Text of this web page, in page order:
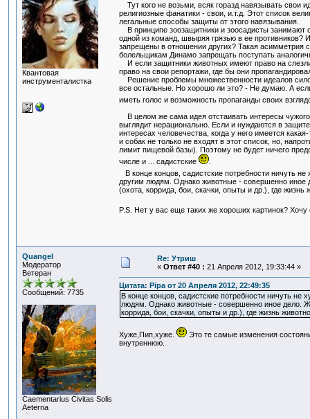
Квантовая
инструменталистка
Тут кого не возьми, всяк горазд навязывать свои
религиозные фанатики - свои, и.т.д. Этот список
легальные способы защиты от этого навязывания.
В принципе зоозащитники и зоосадисты занимают
одной из команд, швыряя грязью в ее противников?
запрещены в отношении других? Такая асимметрия
болельщикам Динамо запрещать поступать
И если защитники животных имеют право на
право на свои репортажи, где бы они
Решение проблемы множественности идеалов
все остальные. Но хорошо ли это? - Не думаю. А
иметь голос и возможность пропаганды своих
В целом же сама идея отстаивать интересы чужого
выглядит нерационально. Если и нуждаются в
интересах человечества, когда у него имеется
и собак не только не входят в этот список, но,
лимит пищевой базы). Поэтому не будет ничего
числе и ... садистские
.
В конце концов, садистские потребности ничуть
другим людям. Однако животные - совершенно иное
(охота, коррида, бои, скачки, опыты и др.), где жизнь
P.S. Нет у вас еще таких же хороших картинок?
Quangel
Модератор
Ветеран
Сообщений: 7735
Сaementarius Civitas Solis
Aeterna
Re: Утриш
« Ответ #40 : 21 Апреля 2012, 19:33:44 »
Цитата: Pipa от 20 Апреля 2012, 22:49:35
В конце концов, садистские потребности ничуть
людям. Однако животные - совершенно иное дело.
коррида, бои, скачки, опыты и др.), где жизнь
Хуже,Пип,хуже.
Это те самые изменения
внутреннюю.